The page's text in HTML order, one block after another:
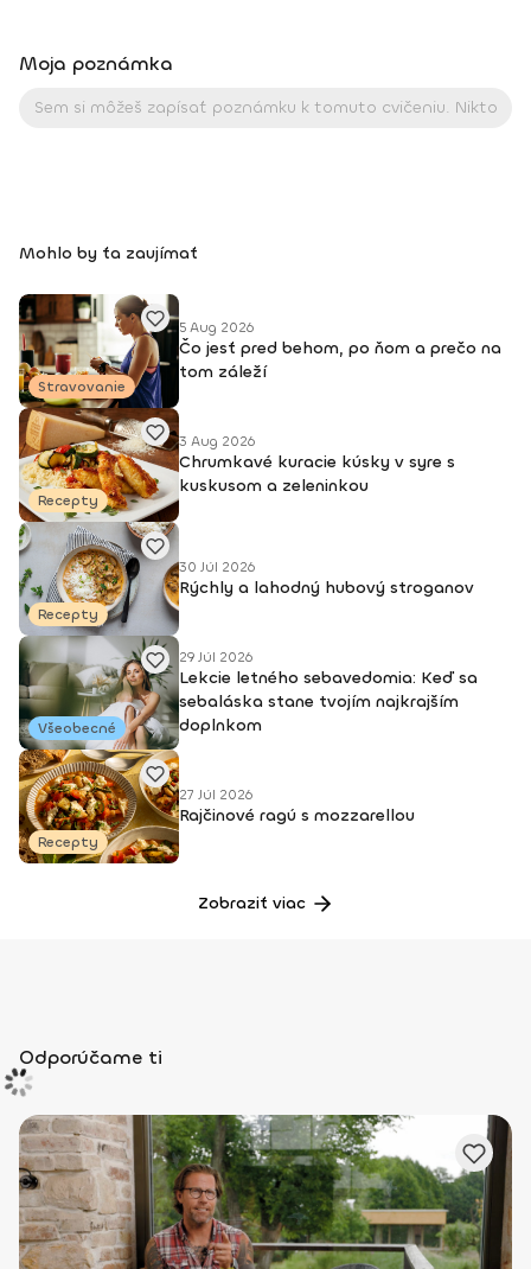
PortDeBras.Počas celých rokov cvičenia som sa zúčastnila
stalo súčasťou môjho života. Vášeň pre šport sa stala
aerobik, Latino aerobik, Body Work FACE –Bosu ZUMBA
DEEPWORK PORT DE BRAS PILOXING CORE LEVEL 1, 2 FITNESS
TRÉNER 3
Moja poznámka
Mohlo by ťa zaujímať
Stravovanie
5 Aug 2026
Čo jesť pred behom, po ňom a prečo na
tom záleží
Recepty
3 Aug 2026
Chrumkavé kuracie kúsky v syre s
kuskusom a zeleninkou
Recepty
30 Júl 2026
Rýchly a lahodný hubový stroganov
Všeobecné
29 Júl 2026
Lekcie letného sebavedomia: Keď sa
sebaláska stane tvojím najkrajším
doplnkom
Recepty
27 Júl 2026
Rajčinové ragú s mozzarellou
Zobraziť viac
Odporúčame ti